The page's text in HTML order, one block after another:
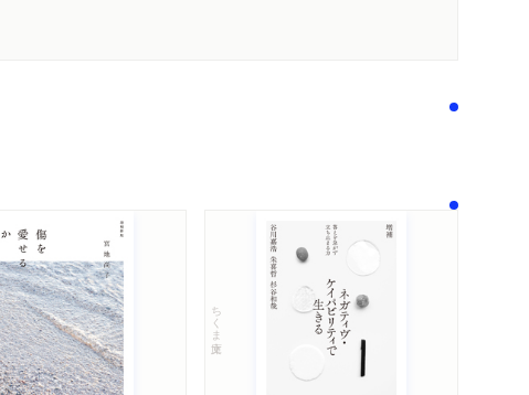
ちくま文庫